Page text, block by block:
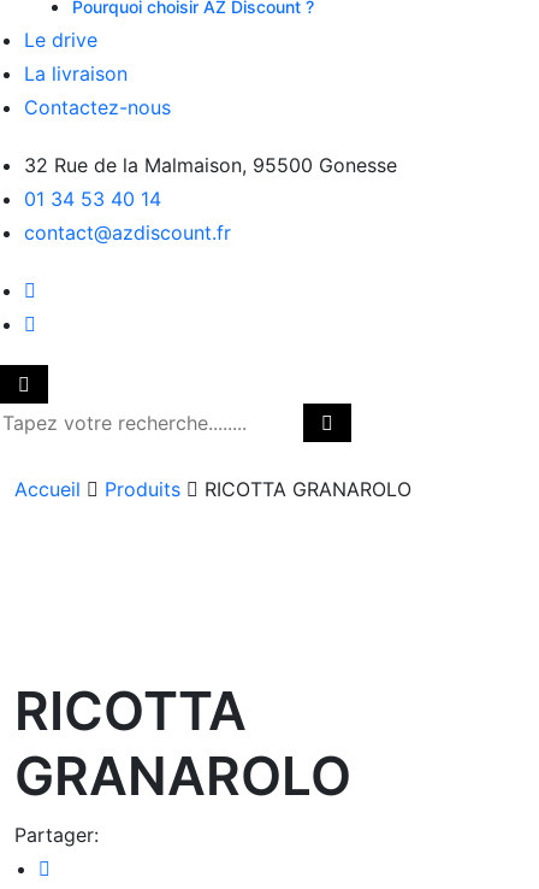
Pourquoi choisir AZ Discount ?
Le drive
La livraison
Contactez-nous
32 Rue de la Malmaison, 95500 Gonesse
01 34 53 40 14
contact@azdiscount.fr
Accueil Produits RICOTTA GRANAROLO
RICOTTA
GRANAROLO
Partager: